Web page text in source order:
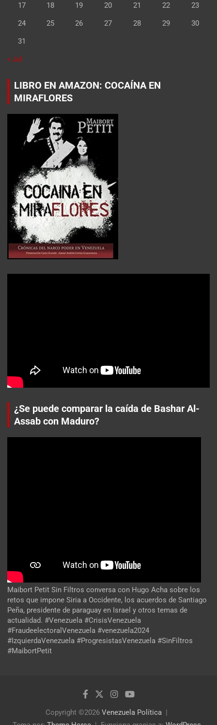
17 18 19 20 21 22 23
24 25 26 27 28 29 30
31
« Jul
LIBRO EN AMAZON: COCAÍNA EN
MIRAFLORES
¿Se puede comparar la caída de Bashar Al-
Assab con Maduro?
Maibort Petit Sin Filtros conversa con Hugo Acha sobre los
retos que impone Siria a Occidente, los acuerdos de Santiago
Peña, presidente de paraguay en Israel y otros temas de
actualidad. #Venezuela #CrisisVenezuela
#FraudeelectoralVenezuela #venezuela2024
#IzquierdaVenezuela #ProgresistasVenezuela #SinFiltros
#MaibortPetit
Copyright ©2026 Venezuela Política